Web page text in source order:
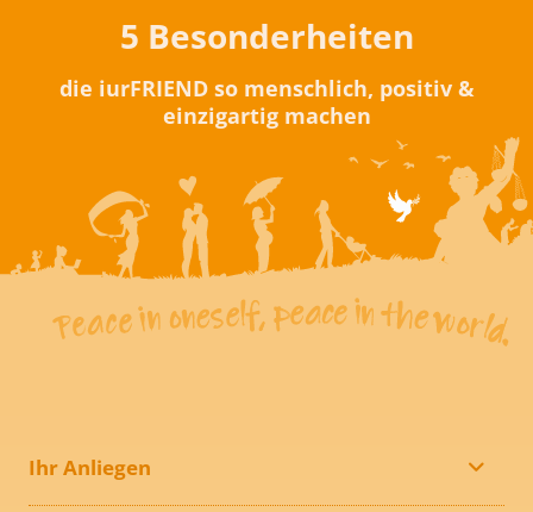
5 Besonderheiten
die iurFRIEND so menschlich, positiv &
einzigartig machen
Ihr Anliegen